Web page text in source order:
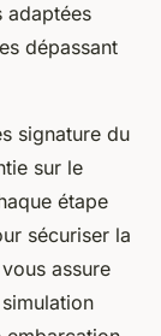
adaptées
dépassant
signature du
sur le
étape
sécuriser la
vous assure